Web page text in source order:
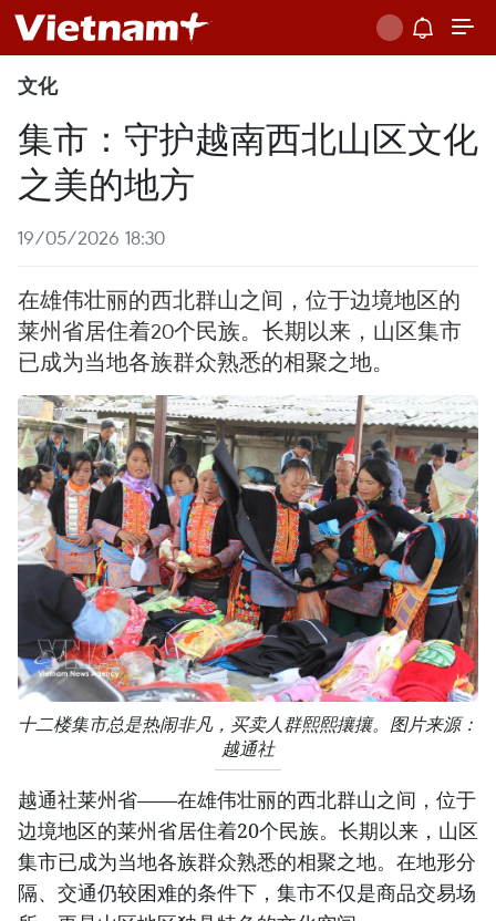
文化
集市：守护越南西北山区文化
之美的地方
19/05/2026 18:30
在雄伟壮丽的西北群山之间，位于边境地区的
莱州省居住着20个民族。长期以来，山区集市
已成为当地各族群众熟悉的相聚之地。
十二楼集市总是热闹非凡，买卖人群熙熙攘攘。图片来源：
越通社
越通社莱州省——在雄伟壮丽的西北群山之间，位于
边境地区的莱州省居住着20个民族。长期以来，山区
集市已成为当地各族群众熟悉的相聚之地。在地形分
隔、交通仍较困难的条件下，集市不仅是商品交易场